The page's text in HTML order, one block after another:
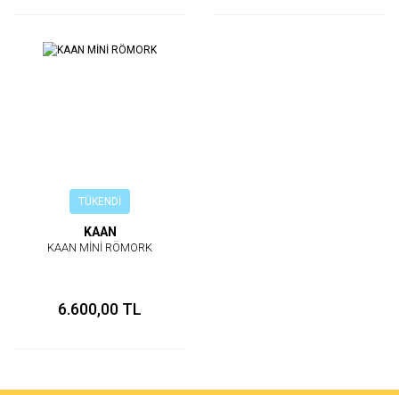
TÜKENDİ
KAAN
KAAN MİNİ RÖMORK
6.600,00 TL